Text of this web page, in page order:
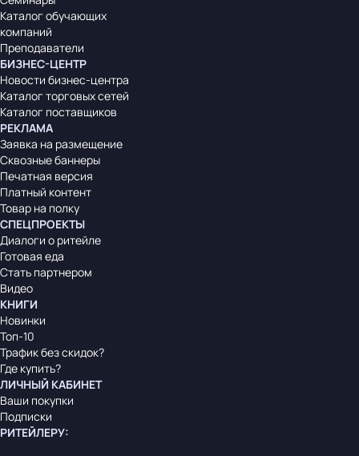
Каталог обучающих
компаний
Преподаватели
БИЗНЕС-ЦЕНТР
Новости бизнес-центра
Каталог торговых сетей
Каталог поставщиков
РЕКЛАМА
Заявка на размещение
Сквозные баннеры
Печатная версия
Платный контент
Товар на полку
СПЕЦПРОЕКТЫ
Диалоги о ритейле
Готовая еда
Стать партнером
Видео
КНИГИ
Новинки
Топ-10
Трафик без скидок?
Где купить?
ЛИЧНЫЙ КАБИНЕТ
Ваши покупки
Подписки
РИТЕЙЛЕРУ: